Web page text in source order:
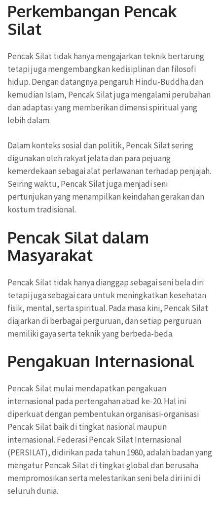
Perkembangan Pencak
Silat
Pencak Silat tidak hanya mengajarkan teknik bertarung
tetapi juga mengembangkan kedisiplinan dan filosofi
hidup. Dengan datangnya pengaruh Hindu-Buddha dan
kemudian Islam, Pencak Silat juga mengalami perubahan
dan adaptasi yang memberikan dimensi spiritual yang
lebih dalam.
Dalam konteks sosial dan politik, Pencak Silat sering
digunakan oleh rakyat jelata dan para pejuang
kemerdekaan sebagai alat perlawanan terhadap penjajah.
Seiring waktu, Pencak Silat juga menjadi seni
pertunjukan yang menampilkan keindahan gerakan dan
kostum tradisional.
Pencak Silat dalam
Masyarakat
Pencak Silat tidak hanya dianggap sebagai seni bela diri
tetapi juga sebagai cara untuk meningkatkan kesehatan
fisik, mental, serta spiritual. Pada masa kini, Pencak Silat
diajarkan di berbagai perguruan, dan setiap perguruan
memiliki gaya serta teknik yang berbeda-beda.
Pengakuan Internasional
Pencak Silat mulai mendapatkan pengakuan
internasional pada pertengahan abad ke-20. Hal ini
diperkuat dengan pembentukan organisasi-organisasi
Pencak Silat baik di tingkat nasional maupun
internasional. Federasi Pencak Silat Internasional
(PERSILAT), didirikan pada tahun 1980, adalah badan yang
mengatur Pencak Silat di tingkat global dan berusaha
mempromosikan serta melestarikan seni bela diri ini di
seluruh dunia.